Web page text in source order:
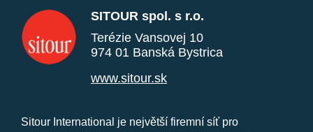
SITOUR spol. s r.o.
Terézie Vansovej 10
974 01 Banská Bystrica
www.sitour.sk
Sitour International je největší firemní síť pro